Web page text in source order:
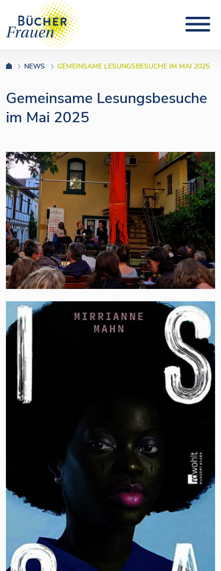
NEWS GEMEINSAME LESUNGSBESUCHE IM MAI 2025
Gemeinsame Lesungsbesuche
im Mai 2025